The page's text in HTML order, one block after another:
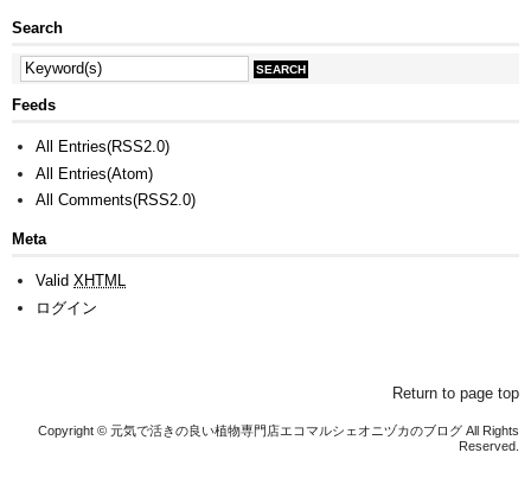
Search
Feeds
All Entries(RSS2.0)
All Entries(Atom)
All Comments(RSS2.0)
Meta
Valid XHTML
ログイン
Return to page top
Copyright © 元気で活きの良い植物専門店エコマルシェオニヅカのブログ All Rights
Reserved.